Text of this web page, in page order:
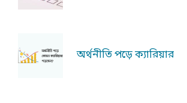
অর্থনীতি পড়ে ক্যারিয়ার